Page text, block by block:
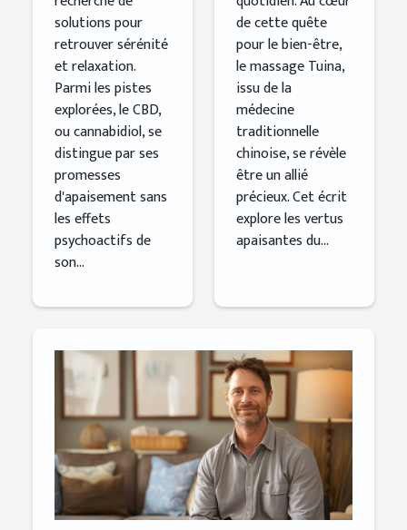
solutions pour
retrouver sérénité
et relaxation.
Parmi les pistes
explorées, le CBD,
ou cannabidiol, se
distingue par ses
promesses
d'apaisement sans
les effets
psychoactifs de
son...
de cette quête
pour le bien-être,
le massage Tuina,
issu de la
médecine
traditionnelle
chinoise, se révèle
être un allié
précieux. Cet écrit
explore les vertus
apaisantes du...